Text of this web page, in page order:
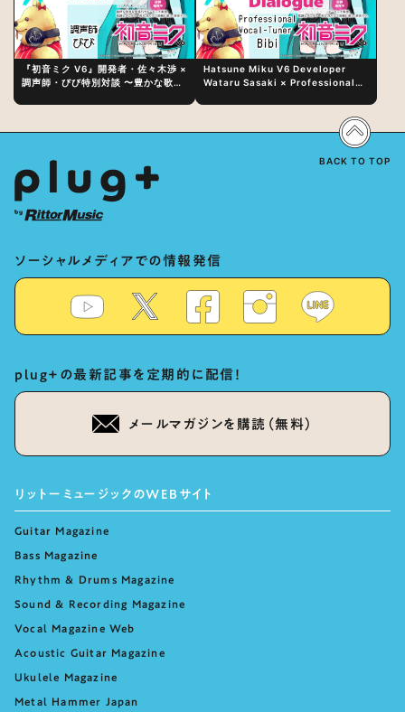
『初音ミク V6』開発者・佐々木渉 ×
調声師・びび特別対談 〜豊かな歌声
Hatsune Miku V6 Developer
Wataru Sasaki × Professional
Vocal Expression Lies in “Love
for the singing characters” and
ソーシャルメディアでの情報発信
plug+の最新記事を定期的に配信！
メールマガジンを購読（無料）
リットーミュージックのWEBサイト
Guitar Magazine
Bass Magazine
Rhythm & Drums Magazine
Sound & Recording Magazine
Vocal Magazine Web
Acoustic Guitar Magazine
Ukulele Magazine
Metal Hammer Japan
BACK TO TOP